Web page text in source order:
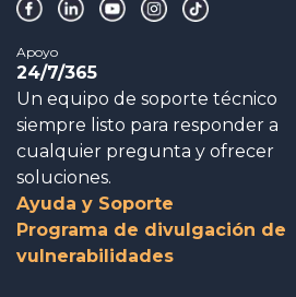
Apoyo
24/7/365
Un equipo de soporte técnico
siempre listo para responder a
cualquier pregunta y ofrecer
soluciones.
Ayuda y Soporte
Programa de divulgación de
vulnerabilidades